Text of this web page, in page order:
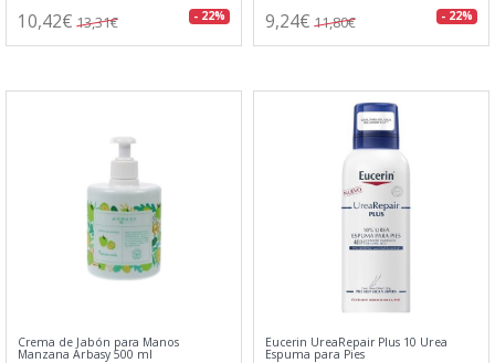
10,42€ 13,31€ - 22% 9,24€ 11,80€ - 22%
Crema de Jabón para Manos
Manzana Arbasy 500 ml
Eucerin UreaRepair Plus 10 Urea
Espuma para Pies